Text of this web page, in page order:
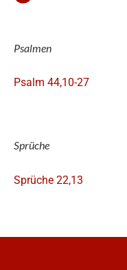
Psalmen
Psalm 44,10-27
Sprüche
Sprüche 22,13